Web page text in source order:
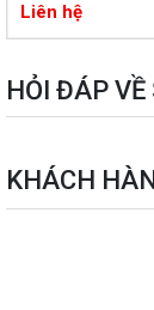
Liên hệ
HỎI ĐÁP
KHÁCH